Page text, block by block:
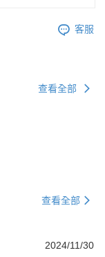
客服
查看全部
查看全部
2024/11/30